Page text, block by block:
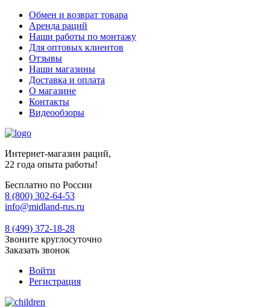
Обмен и возврат товара
Аренда раций
Наши работы по монтажу
Для оптовых клиентов
Отзывы
Наши магазины
Доставка и оплата
О магазине
Контакты
Видеообзоры
Интернет-магазин раций,
22 года опыта работы!
Бесплатно по России
8 (800) 302-64-53
info@midland-rus.ru
8 (499) 372-18-28
Звоните круглосуточно
Заказать звонок
Войти
Регистрация